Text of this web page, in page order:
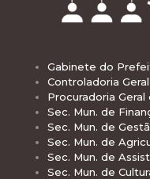
Gabinete do
Controladoria
Procuradoria Geral
Sec. Mun. de
Sec. Mun. de
Sec. Mun. de
Sec. Mun. de
Sec. Mun. de